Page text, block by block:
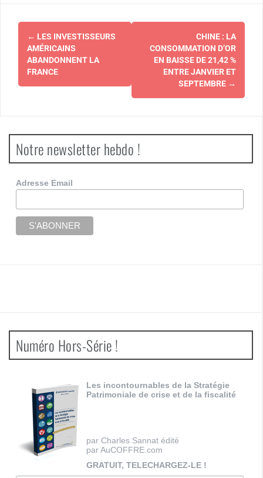
Navigation
d'article
← LES INVESTISSEURS
AMÉRICAINS
ABANDONNENT LA
FRANCE
CHINE : LA
CONSOMMATION D’OR
EN BAISSE DE 21,42 %
ENTRE JANVIER ET
SEPTEMBRE →
Notre newsletter hebdo !
Adresse Email
Numéro Hors-Série !
Les incontournables de la Stratégie
Patrimoniale de crise et de la fiscalité
par Charles Sannat édité
par AuCOFFRE.com
GRATUIT, TELECHARGEZ-LE !